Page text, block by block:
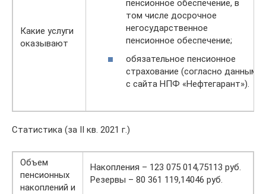
Какие услуги
оказывают
пенсионное обеспечение, в
том числе досрочное
негосударственное
пенсионное обеспечение;
обязательное пенсионное
страхование (согласно данным
с сайта НПФ «Нефтегарант»).
Статистика (за II кв. 2021 г.)
Объем
пенсионных
накоплений и
Накопления – 123 075 014,75113 руб.
Резервы – 80 361 119,14046 руб.